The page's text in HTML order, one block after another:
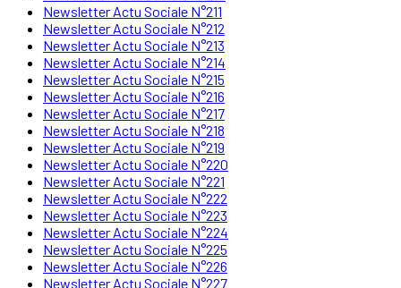
Newsletter Actu Sociale N°211
Newsletter Actu Sociale N°212
Newsletter Actu Sociale N°213
Newsletter Actu Sociale N°214
Newsletter Actu Sociale N°215
Newsletter Actu Sociale N°216
Newsletter Actu Sociale N°217
Newsletter Actu Sociale N°218
Newsletter Actu Sociale N°219
Newsletter Actu Sociale N°220
Newsletter Actu Sociale N°221
Newsletter Actu Sociale N°222
Newsletter Actu Sociale N°223
Newsletter Actu Sociale N°224
Newsletter Actu Sociale N°225
Newsletter Actu Sociale N°226
Newsletter Actu Sociale N°227